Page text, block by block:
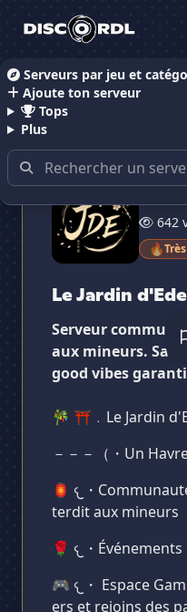
Serveurs par jeu et
Ajoute ton serveur
Tops
Plus
Accueil Serveurs
642
🔥
Le Jardin
Serveur
aux mineurs. Safe
good vibes
🎋 ⛩﹒Le Jardin
－－－（・Un
🏮 𐔌・
terdit aux mineurs
🌹 𐔌・
🎮 𐔌・ Espace
ers et rejoins des
Vote pourLe
Es-tu sûr de vouloir
serveur ?
Le